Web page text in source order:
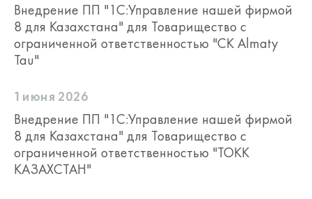
Внедрение ПП "1С:Управление нашей фирмой
8 для Казахстана" для Товарищество с
ограниченной ответственностью "СК Almaty
Tau"
1 июня 2026
Внедрение ПП "1С:Управление нашей фирмой
8 для Казахстана" для Товарищество с
ограниченной ответственностью "ТОКК
КАЗАХСТАН"